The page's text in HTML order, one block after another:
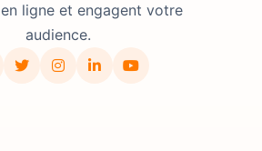
ligne et engagent votre
audience.